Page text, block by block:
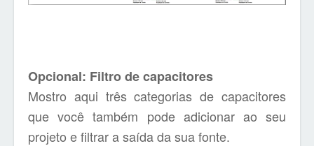
Opcional: Filtro de capacitores
Mostro aqui três categorias de capacitores
que você também pode adicionar ao seu
projeto e filtrar a saída da sua fonte.